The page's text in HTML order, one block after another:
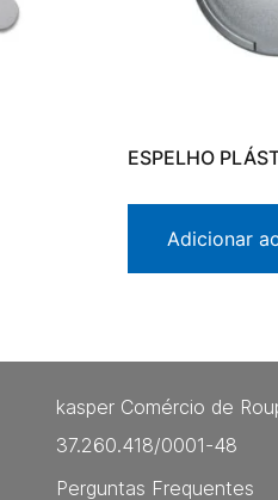
ESPELHO
Adicionar
kasper Comércio de
37.260.418/0001-48
Perguntas Frequentes